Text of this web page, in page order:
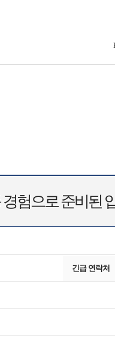
험으로 준비된
긴급 연락처